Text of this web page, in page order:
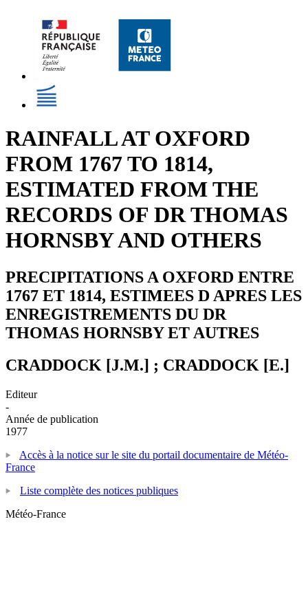
RAINFALL AT OXFORD
FROM 1767 TO 1814,
ESTIMATED FROM THE
RECORDS OF DR THOMAS
HORNSBY AND OTHERS
PRECIPITATIONS A OXFORD ENTRE
1767 ET 1814, ESTIMEES D APRES LES
ENREGISTREMENTS DU DR
THOMAS HORNSBY ET AUTRES
CRADDOCK [J.M.] ; CRADDOCK [E.]
Editeur
-
Année de publication
1977
Accès à la notice sur le site du portail documentaire de Météo-
France
Liste complète des notices publiques
Météo-France